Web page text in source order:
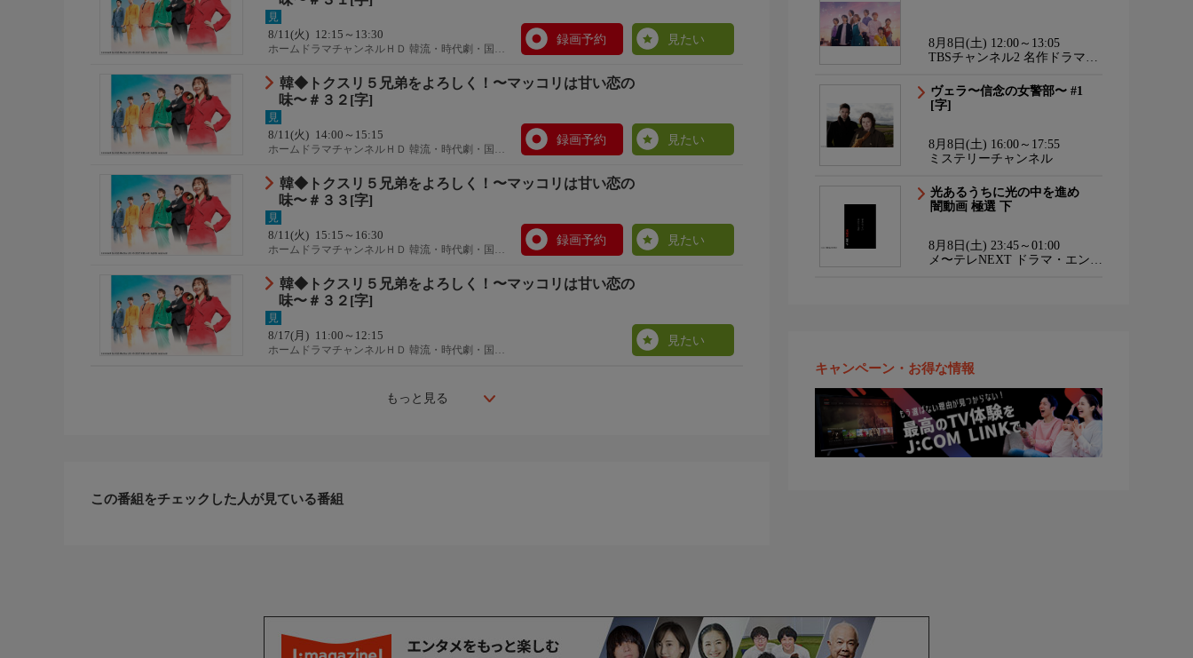
番組詳細内容2
遺されたのは借金を抱えた伝統的な酒蔵と事情を抱えた4人の義弟たち。次男チョンス(チェ・デチョル)は、妻
の浮気を知り離婚に悩み、三男フンス(キム・ドンワン)はダンスの振付師で生活が不安定、四男ボムス(ユン・
バク)はもうすぐ1歳を迎える娘がいるシングルファーザーで、末っ子ガンス(イ・ソッキ)は出生の秘密を抱えて
いた。
番組内容
グァンスクはジャンスが人生を懸けた酒蔵を継いで義弟たちと同居し、彼らの生活をサポートすることを決意
する。そんなある日、グァンスクはひょんなことから15年前に妻を亡くしたＬＸホテルの会長ドンソク(アン・
ジェウク)と出会う。初めは気難しい性格のドンソクが苦手だったが、隠れた優しさや孤独を知るうちに意識し
始める。一方のドンソクも遺された酒蔵と義弟たちを守ろうとひたむきに努力するグァンスクが気になり…。
お知らせ
☆プレゼント情報☆
放送を見ると「本ずわいしゃぶ特大2Lサイズ」が当たる！キーワードをゲットして応募しよう！
見
8/11(火) 12:15～13:30
ホームドラマチャンネルＨＤ 韓流・時代劇・国内
録画予約 見たい
韓◆トクスリ５兄弟をよろしく！〜マッコリは甘い恋の
味〜＃３２[字]
見
8/11(火) 14:00～15:15
ホームドラマチャンネルＨＤ 韓流・時代劇・国内
録画予約 見たい
韓◆トクスリ５兄弟をよろしく！〜マッコリは甘い恋の
味〜＃３３[字]
見
8/11(火) 15:15～16:30
ホームドラマチャンネルＨＤ 韓流・時代劇・国内
録画予約 見たい
韓◆トクスリ５兄弟をよろしく！〜マッコリは甘い恋の
味〜＃３２[字]
見
8/17(月) 11:00～12:15
ホームドラマチャンネルＨＤ 韓流・時代劇・国内
見たい
もっと見る
この番組をチェックした人が見ている番組
8月8日(土) 12:00～13:05
TBSチャンネル2 名作ドラマ・
ヴェラ〜信念の女警部〜 #1
[字]
8月8日(土) 16:00～17:55
ミステリーチャンネル
光あるうちに光の中を進め
闇動画 極選 下
8月8日(土) 23:45～01:00
メ〜テレNEXT ドラマ・エンタ
キャンペーン・お得な情報